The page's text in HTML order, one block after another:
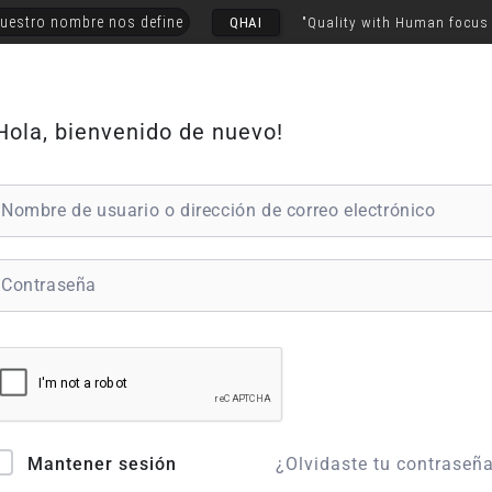
nombre nos define QHAI "Quality with Human focus
bienvenido de nuevo!
Mantener sesión ¿Olvidaste tu